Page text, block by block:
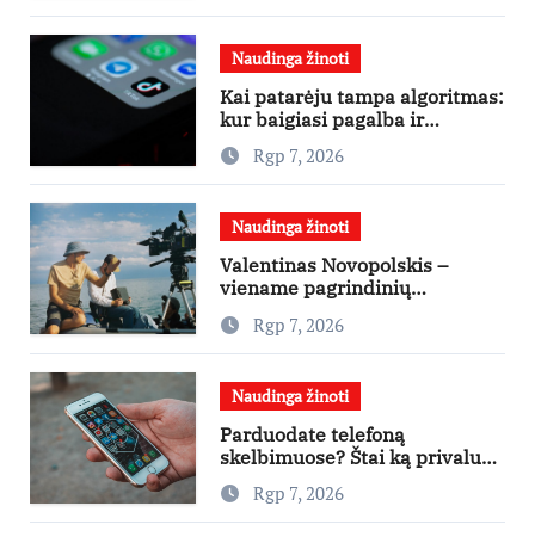
Naudinga žinoti
Kai patarėju tampa algoritmas:
kur baigiasi pagalba ir
prasideda reklama?
Rgp 7, 2026
Naudinga žinoti
Valentinas Novopolskis –
viename pagrindinių
vaidmenų penkių šalių filme
„Nugalėtoja“: Lietuvos kino
teatruose – nuo rugpjūčio 7-
osios
Rgp 7, 2026
Naudinga žinoti
Parduodate telefoną
skelbimuose? Štai ką privalu
padaryti
Rgp 7, 2026